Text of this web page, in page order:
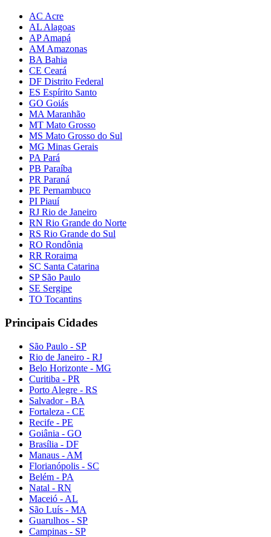
AC Acre
AL Alagoas
AP Amapá
AM Amazonas
BA Bahia
CE Ceará
DF Distrito Federal
ES Espírito Santo
GO Goiás
MA Maranhão
MT Mato Grosso
MS Mato Grosso do Sul
MG Minas Gerais
PA Pará
PB Paraíba
PR Paraná
PE Pernambuco
PI Piauí
RJ Rio de Janeiro
RN Rio Grande do Norte
RS Rio Grande do Sul
RO Rondônia
RR Roraima
SC Santa Catarina
SP São Paulo
SE Sergipe
TO Tocantins
Principais Cidades
São Paulo - SP
Rio de Janeiro - RJ
Belo Horizonte - MG
Curitiba - PR
Porto Alegre - RS
Salvador - BA
Fortaleza - CE
Recife - PE
Goiânia - GO
Brasília - DF
Manaus - AM
Florianópolis - SC
Belém - PA
Natal - RN
Maceió - AL
São Luís - MA
Guarulhos - SP
Campinas - SP